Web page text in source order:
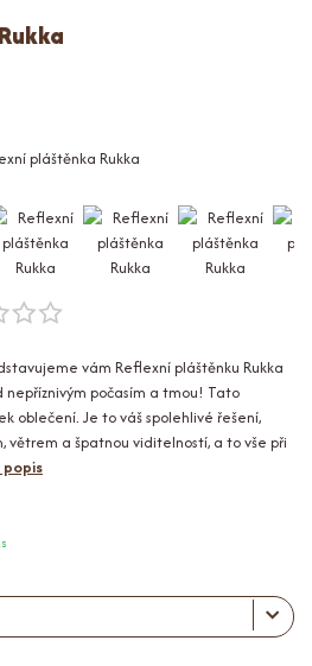
vám Reflexní pláštěnku Rukka
nepříznivým počasím a tmou! Tato
oblečení. Je to váš spolehlivé řešení,
větrem a špatnou viditelností, a to vše při
popis